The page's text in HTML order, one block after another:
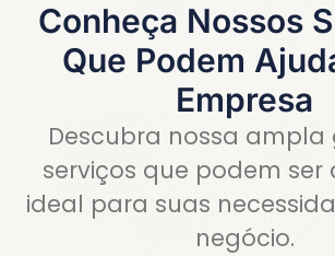
Conheça Nossos
Que Podem
Empresa
Descubra nossa
serviços que podem ser
ideal para suas
negócio.